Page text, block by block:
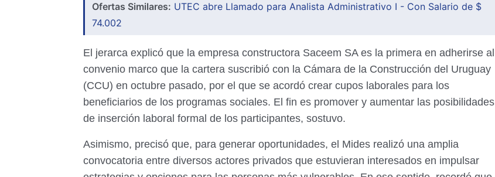
Ofertas Similares: UTEC abre Llamado para Analista Administrativo I - Con Salario de $
74.002
El jerarca explicó que la empresa constructora Saceem SA es la primera en adherirse al
convenio marco que la cartera suscribió con la Cámara de la Construcción del Uruguay
(CCU) en octubre pasado, por el que se acordó crear cupos laborales para los
beneficiarios de los programas sociales. El fin es promover y aumentar las posibilidades
de inserción laboral formal de los participantes, sostuvo.
Asimismo, precisó que, para generar oportunidades, el Mides realizó una amplia
convocatoria entre diversos actores privados que estuvieran interesados en impulsar